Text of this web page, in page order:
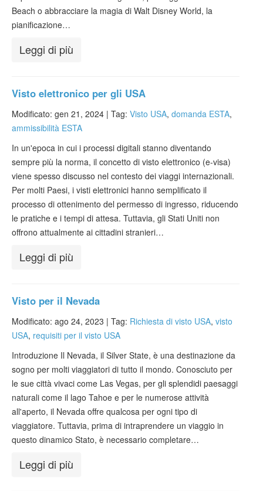
Beach o abbracciare la magia di Walt Disney World, la
pianificazione…
Leggi di più
Visto elettronico per gli USA
Modificato: gen 21, 2024 | Tag: Visto USA, domanda ESTA,
ammissibilità ESTA
In un'epoca in cui i processi digitali stanno diventando
sempre più la norma, il concetto di visto elettronico (e-visa)
viene spesso discusso nel contesto dei viaggi internazionali.
Per molti Paesi, i visti elettronici hanno semplificato il
processo di ottenimento del permesso di ingresso, riducendo
le pratiche e i tempi di attesa. Tuttavia, gli Stati Uniti non
offrono attualmente ai cittadini stranieri…
Leggi di più
Visto per il Nevada
Modificato: ago 24, 2023 | Tag: Richiesta di visto USA, visto
USA, requisiti per il visto USA
Introduzione Il Nevada, il Silver State, è una destinazione da
sogno per molti viaggiatori di tutto il mondo. Conosciuto per
le sue città vivaci come Las Vegas, per gli splendidi paesaggi
naturali come il lago Tahoe e per le numerose attività
all'aperto, il Nevada offre qualcosa per ogni tipo di
viaggiatore. Tuttavia, prima di intraprendere un viaggio in
questo dinamico Stato, è necessario completare…
Leggi di più